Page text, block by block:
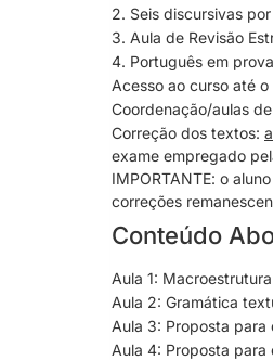
2. Seis discursivas
3. Aula de Revisão
4. Português em
Acesso ao curso até
Coordenação/aulas
Correção dos textos:
exame empregado
IMPORTANTE: o
correções
Conteúdo
Aula 1:
Aula 2: Gramática
Aula 3: Proposta
Aula 4: Proposta